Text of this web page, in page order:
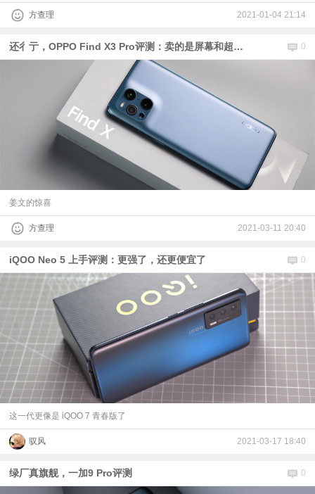
方查理 2021-01-04 21:14
还彳亍，OPPO Find X3 Pro评测：卖的是屏幕和超广角 0
姜文的惊喜
方查理 2021-03-11 20:40
iQOO Neo 5 上手评测：更强了，还更便宜了 0
这一代更像是 iQOO 7 青春版了
驭风 2021-03-17 18:40
绿厂真旗舰，一加9 Pro评测 0